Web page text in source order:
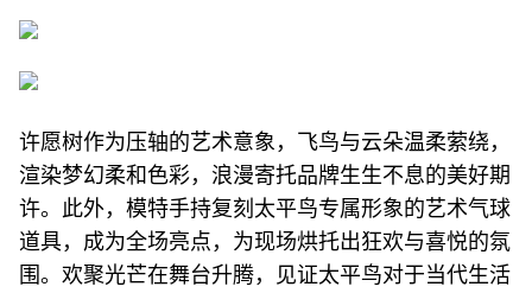
许愿树作为压轴的艺术意象，飞鸟与云朵温柔萦绕，
渲染梦幻柔和色彩，浪漫寄托品牌生生不息的美好期
许。此外，模特手持复刻太平鸟专属形象的艺术气球
道具，成为全场亮点，为现场烘托出狂欢与喜悦的氛
围。欢聚光芒在舞台升腾，见证太平鸟对于当代生活